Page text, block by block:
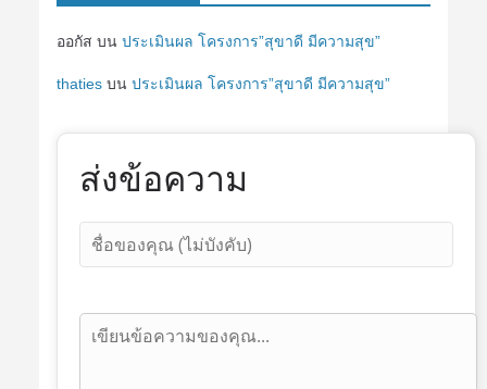
ออกัส บน ประเมินผล โครงการ”สุขาดี มีความสุข”
thatiesบน ประเมินผล โครงการ”สุขาดี มีความสุข”
ส่งข้อความ